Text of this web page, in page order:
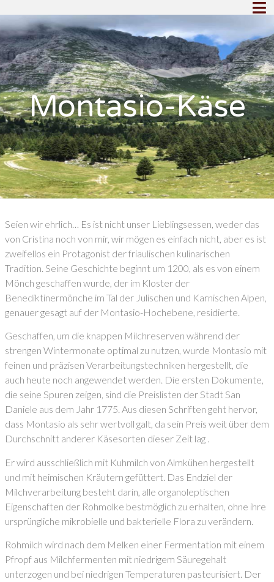
Montasio-Käse
Seien wir ehrlich… Es ist nicht unser Lieblingsessen, weder das
von Cristina noch von mir, wir mögen es einfach nicht, aber es ist
zweifellos ein Protagonist der friaulischen kulinarischen
Tradition. Seine Geschichte beginnt um 1200, als es von einem
Mönch geschaffen wurde, der im Kloster der
Benediktinermönche im Tal der Julischen und Karnischen Alpen,
genauer gesagt auf der Montasio-Hochebene, residierte.
Geschaffen, um die knappen Milchreserven während der
strengen Wintermonate optimal zu nutzen, wurde Montasio mit
feinen und präzisen Verarbeitungstechniken hergestellt, die
auch heute noch angewendet werden. Die ersten Dokumente,
die seine Spuren zeigen, sind die Preislisten der Stadt San
Daniele aus dem Jahr 1775. Aus diesen Schriften geht hervor,
dass Montasio als sehr wertvoll galt, da sein Preis weit über dem
Durchschnitt anderer Käsesorten dieser Zeit lag .
Er wird ausschließlich mit Kuhmilch von Almkühen hergestellt
und mit heimischen Kräutern gefüttert. Das Endziel der
Milchverarbeitung besteht darin, alle organoleptischen
Eigenschaften der Rohmolke bestmöglich zu erhalten, ohne ihre
ursprüngliche mikrobielle und bakterielle Flora zu verändern.
Rohmilch wird nach dem Melken einer Fermentation mit einem
Pfropf aus Milchfermenten mit niedrigem Säuregehalt
unterzogen und bei niedrigen Temperaturen pasteurisiert. Der